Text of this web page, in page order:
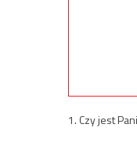
1. Czy jest